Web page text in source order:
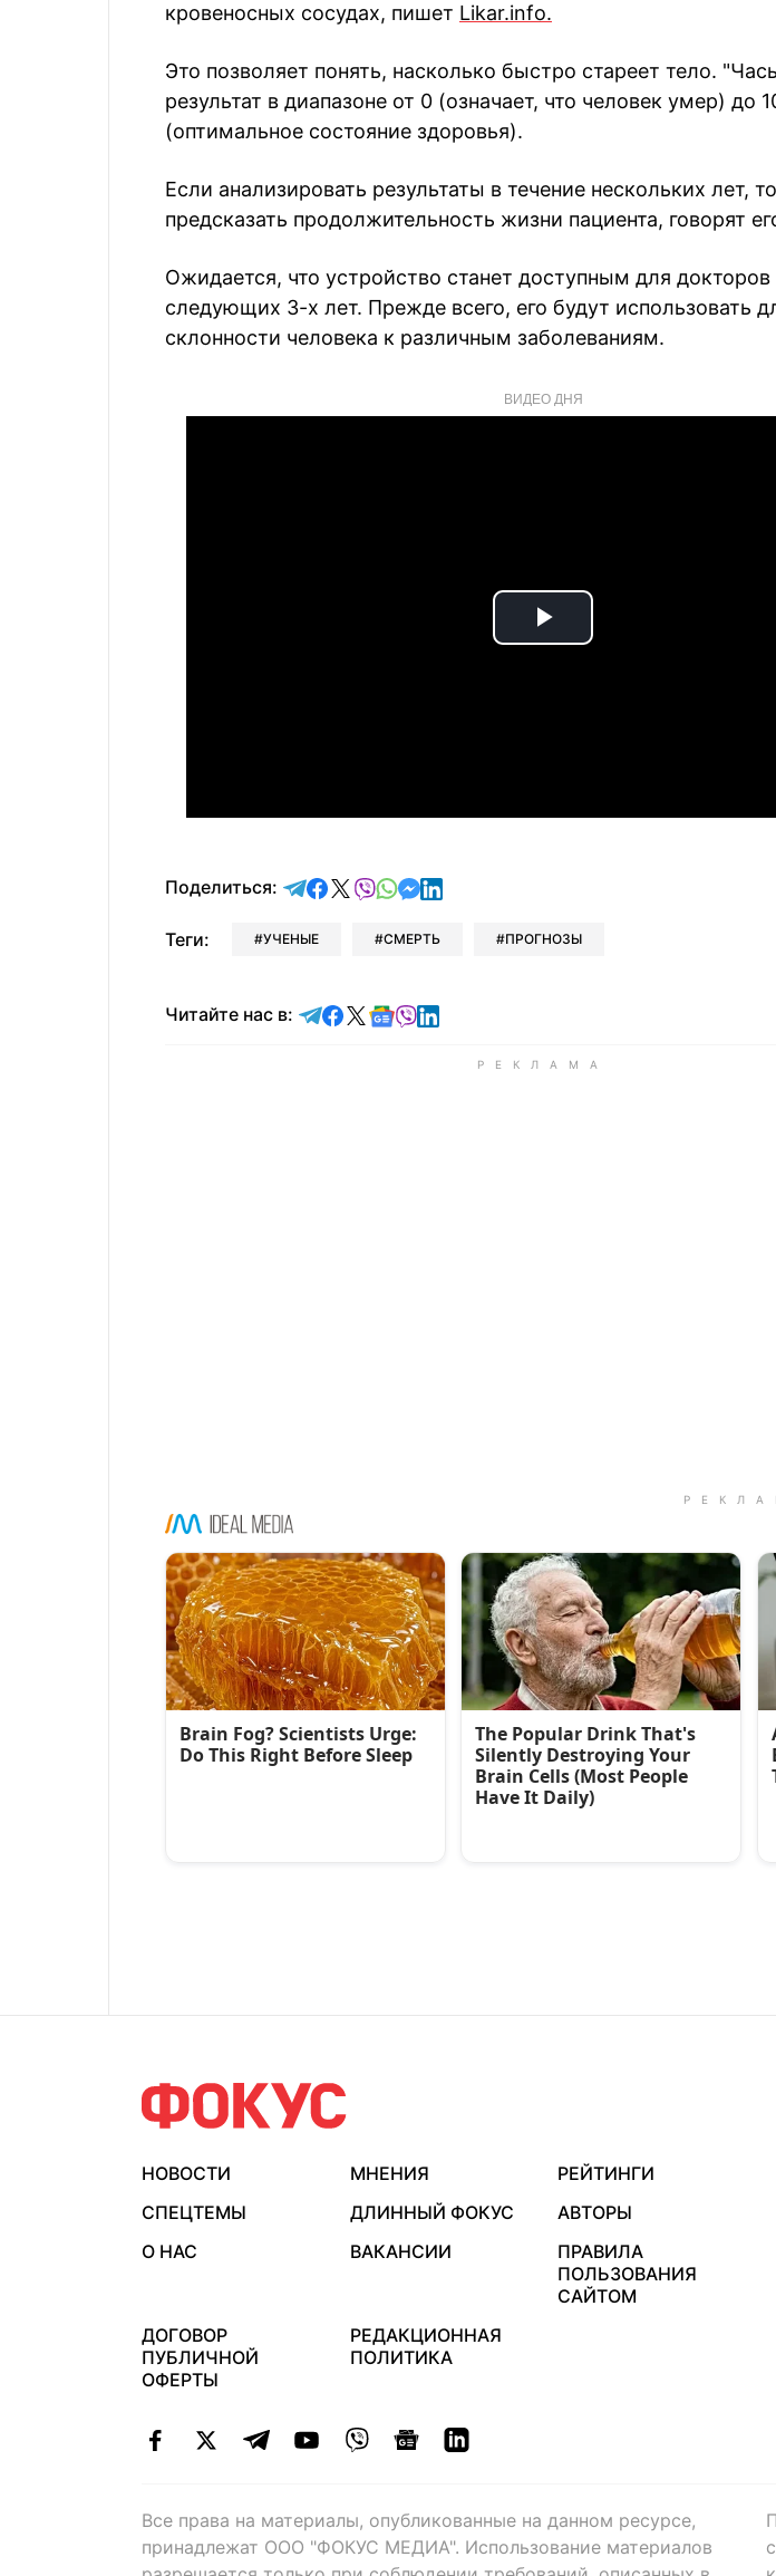
кровеносных сосудах, пишет Likar.info.
Это позволяет понять, насколько быстро стареет тело.
результат в диапазоне от 0 (означает, что человек умер) до
(оптимальное состояние здоровья).
Если анализировать результаты в течение нескольких лет,
предсказать продолжительность жизни пациента, говорят
Ожидается, что устройство станет доступным для докторов
следующих 3-х лет. Прежде всего, его будут использовать
склонности человека к различным заболеваниям.
ВИДЕО ДНЯ
Play
Поделиться: отправить в Telegram
поделиться в Facebook
поделиться в X
отправить в Viber
отправить в Whatsapp
отправить в Messenger
отправить в LinkedIn
Теги: УЧЕНЫЕ СМЕРТЬ ПРОГНОЗЫ
Читайте нас в: Читайте в Telegram
Читайте в Facebook
Читайте в X
Читайте в Google news
Читайте в Viber
Читайте в LinkedIn
НОВОСТИ МНЕНИЯ
РЕЙТИНГИ
СПЕЦТЕМЫ
ДЛИННЫЙ ФОКУС
АВТОРЫ
О НАС
ВАКАНСИИ
ПРАВИЛА
ПОЛЬЗОВАНИЯ
САЙТОМ
ДОГОВОР
ПУБЛИЧНОЙ
ОФЕРТЫ
РЕДАКЦИОННАЯ
ПОЛИТИКА
Все права на материалы, опубликованные на данном ресурсе,
принадлежат ООО "ФОКУС МЕДИА". Использование материалов